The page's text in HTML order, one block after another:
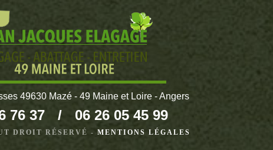
49630 Mazé - 49 Maine et Loire - Angers
76 37 / 06 26 05 45 99
DROIT RÉSERVÉ - MENTIONS LÉGALES